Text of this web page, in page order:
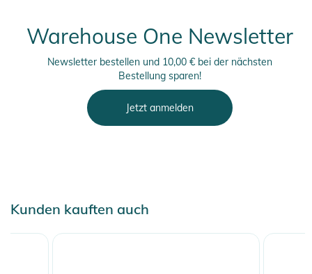
Warehouse One Newsletter
Newsletter bestellen und 10,00 € bei der nächsten
Bestellung sparen!
Jetzt anmelden
Kunden kauften auch